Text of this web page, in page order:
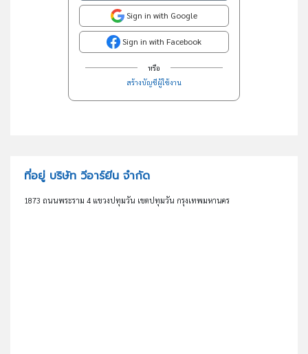
Sign in with Google
Sign in with Facebook
หรือ
สร้างบัญชีผู้ใช้งาน
ที่อยู่ บริษัท วีอาร์ยีน จำกัด
1873 ถนนพระราม 4 แขวงปทุมวัน เขตปทุมวัน กรุงเทพมหานคร